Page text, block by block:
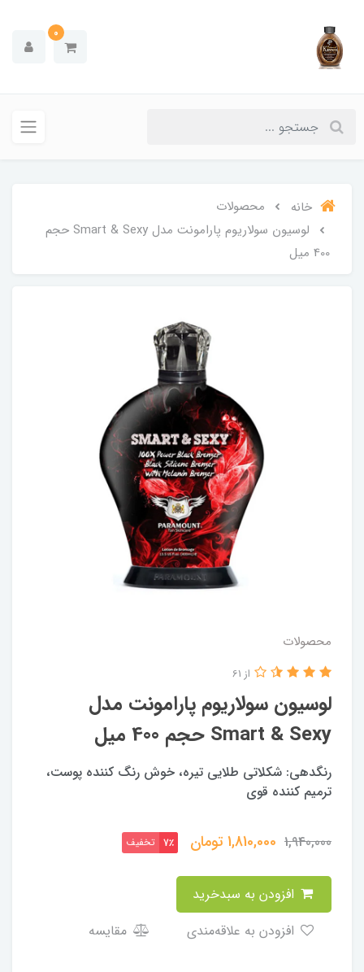
0
خانه
محصولات
لوسیون سولاریوم پارامونت مدل Smart & Sexy حجم
400 میل
محصولات
لوسیون سولاریوم پارامونت مدل
Smart & Sexy حجم 400 میل
از 61
رنگدهی: شكلاتى طلايى تيره، خوش رنگ كننده پوست،
ترميم كننده قوى
1,940,000
1,810,000تومان 7٪ تخفیف
مقایسه